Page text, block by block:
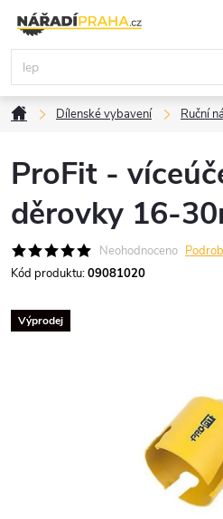
obsah
DomůDílenské vybavení Ruční
ProFit -
děrovky 16-
Neohodnoceno
Kód produktu:09081020
Výprodej